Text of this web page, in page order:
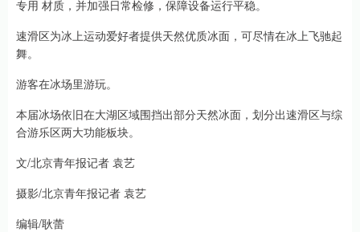
专用 材质，并加强日常检修，保障设备运行平稳。
速滑区为冰上运动爱好者提供天然优质冰面，可尽情在冰上飞驰起
舞。
游客在冰场里游玩。
本届冰场依旧在大湖区域围挡出部分天然冰面，划分出速滑区与综
合游乐区两大功能板块。
文/北京青年报记者 袁艺
摄影/北京青年报记者 袁艺
编辑/耿蕾